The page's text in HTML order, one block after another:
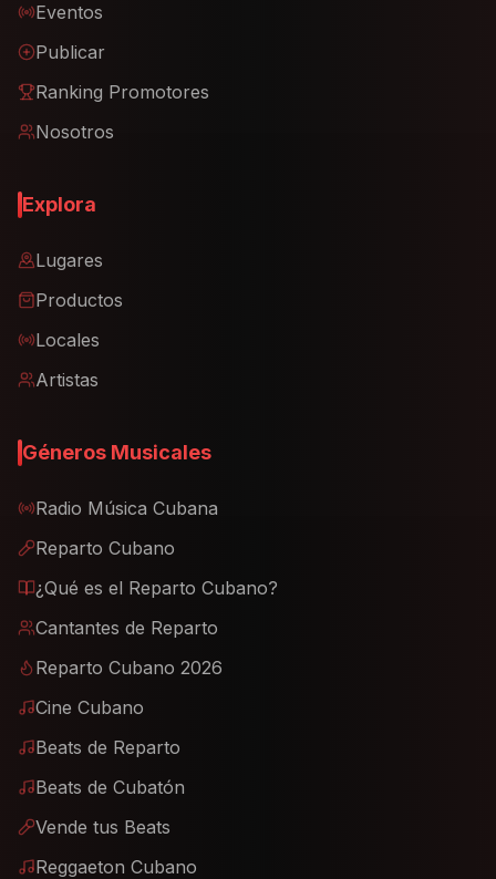
Eventos
Publicar
Ranking Promotores
Nosotros
Explora
Lugares
Productos
Locales
Artistas
Géneros Musicales
Radio Música Cubana
Reparto Cubano
¿Qué es el Reparto Cubano?
Cantantes de Reparto
Reparto Cubano 2026
Cine Cubano
Beats de Reparto
Beats de Cubatón
Vende tus Beats
Reggaeton Cubano